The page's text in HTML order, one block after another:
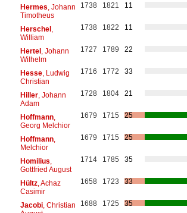
Hermes , Johann
Timotheus
1738 1821 11
Herschel,
William
1738 1822 11
Hertel, Johann
Wilhelm
1727 1789 22
Hesse, Ludwig
Christian
1716 1772 33
Hiller, Johann
Adam
1728 1804 21
Hoffmann,
Georg Melchior
1679 1715 25
Hoffmann,
Melchior
1679 1715 25
Homilius
Gottfried August
1714 1785 35
Hültz, Achaz
Casimir
1658 1723 33
Jacobi, Christian
1688 1725 35